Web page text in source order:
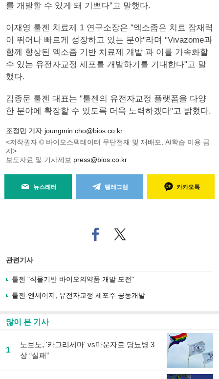
를 개발할 수 있게 돼 기쁘다"고 말했다.
이재영 툴젠 치료제 1 연구소장은 "엑소좀은 치료 잠재력
이 뛰어나 빠르게 성장하고 있는 분야"라며 "Vivazome과
함께 향상된 엑소좀 기반 치료제 개발 과 이를 가속화할
수 있는 유전자교정 세포를 개발하기를 기대한다"고 말
했다.
김종문 툴젠 대표는 "툴젠의 유전자교정 플랫폼을 다양
한 분야에 확장할 수 있도록 더욱 노력하겠다"고 밝혔다.
조정민 기자 joungmin.cho@bios.co.kr
<저작권자 © 바이오스펙테이터 무단전재 및 재배포, AI학습 이용 금
지>
보도자료 및 기사제보 press@bios.co.kr
뉴스레터 텔레그램 카카오톡
페
이
로
기
사
기
트위
터로
관련기사
툴젠 "식물기반 바이오의약품 개발 도전"
툴젠-엔세이지, 유전자교정 세포주 공동개발
많이 본 기사
1
노보노, '카그리세마' vs마운자로 당뇨병 3
상 “실패”